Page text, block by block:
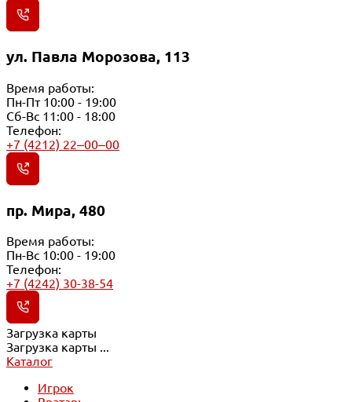
ул. Павла Морозова, 113
Время работы:
Пн-Пт 10:00 - 19:00
Сб-Вс 11:00 - 18:00
Телефон:
+7 (4212) 22‒00‒00
пр. Мира, 480
Время работы:
Пн-Вс 10:00 - 19:00
Телефон:
+7 (4242) 30-38-54
Загрузка карты
Загрузка карты ...
Каталог
Игрок